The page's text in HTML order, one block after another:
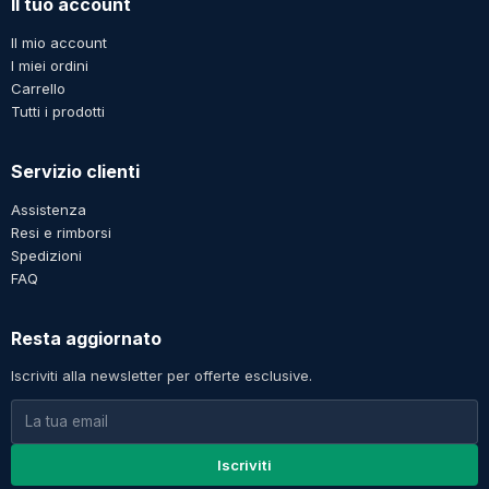
Il mio account
I miei ordini
Carrello
Tutti i prodotti
Servizio clienti
Assistenza
Resi e rimborsi
Spedizioni
FAQ
Resta aggiornato
Iscriviti alla newsletter per offerte esclusive.
Iscriviti